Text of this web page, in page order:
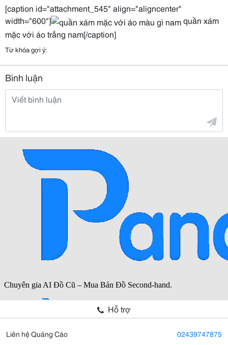
[caption id="attachment_545" align="aligncenter"
width="600"]
quần xám
mặc với áo trắng nam[/caption]
Từ khóa gợi ý:
Bình luận
Hỗ trợ
Liên hệ Quảng Cáo 02439747875